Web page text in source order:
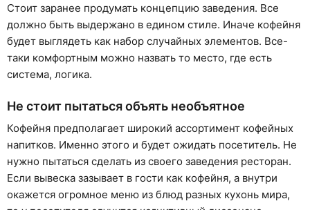
Стоит заранее продумать концепцию заведения. Все
должно быть выдержано в едином стиле. Иначе кофейня
будет выглядеть как набор случайных элементов. Все-
таки комфортным можно назвать то место, где есть
система, логика.
Не стоит пытаться объять необъятное
Кофейня предполагает широкий ассортимент кофейных
напитков. Именно этого и будет ожидать посетитель. Не
нужно пытаться сделать из своего заведения ресторан.
Если вывеска зазывает в гости как кофейня, а внутри
окажется огромное меню из блюд разных кухонь мира,